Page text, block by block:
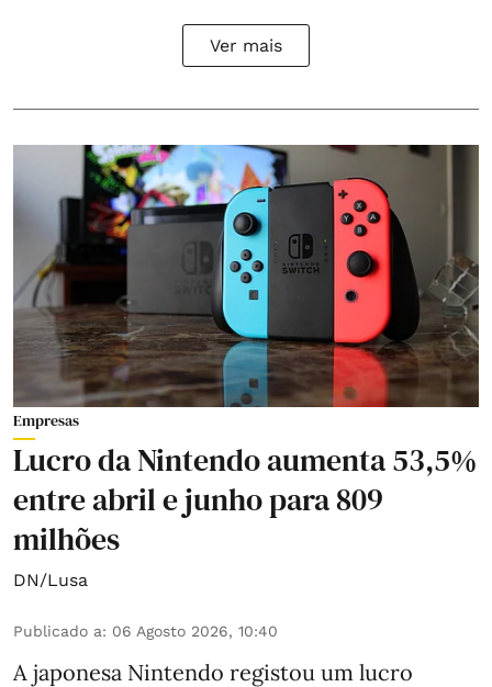
Ver mais
Empresas
Lucro da Nintendo aumenta 53,5%
entre abril e junho para 809
milhões
DN/Lusa
Publicado a: 06 Agosto 2026, 10:40
A japonesa Nintendo registou um lucro